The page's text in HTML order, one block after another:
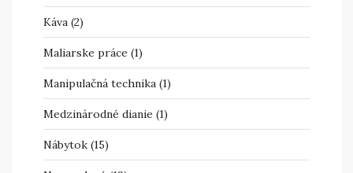
Káva (2)
Maliarske práce (1)
Manipulačná technika (1)
Medzinárodné dianie (1)
Nábytok (15)